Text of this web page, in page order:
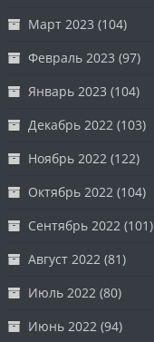
Март 2023 (104)
Февраль 2023 (97)
Январь 2023 (104)
Декабрь 2022 (103)
Ноябрь 2022 (122)
Октябрь 2022 (104)
Сентябрь 2022 (101)
Август 2022 (81)
Июль 2022 (80)
Июнь 2022 (94)